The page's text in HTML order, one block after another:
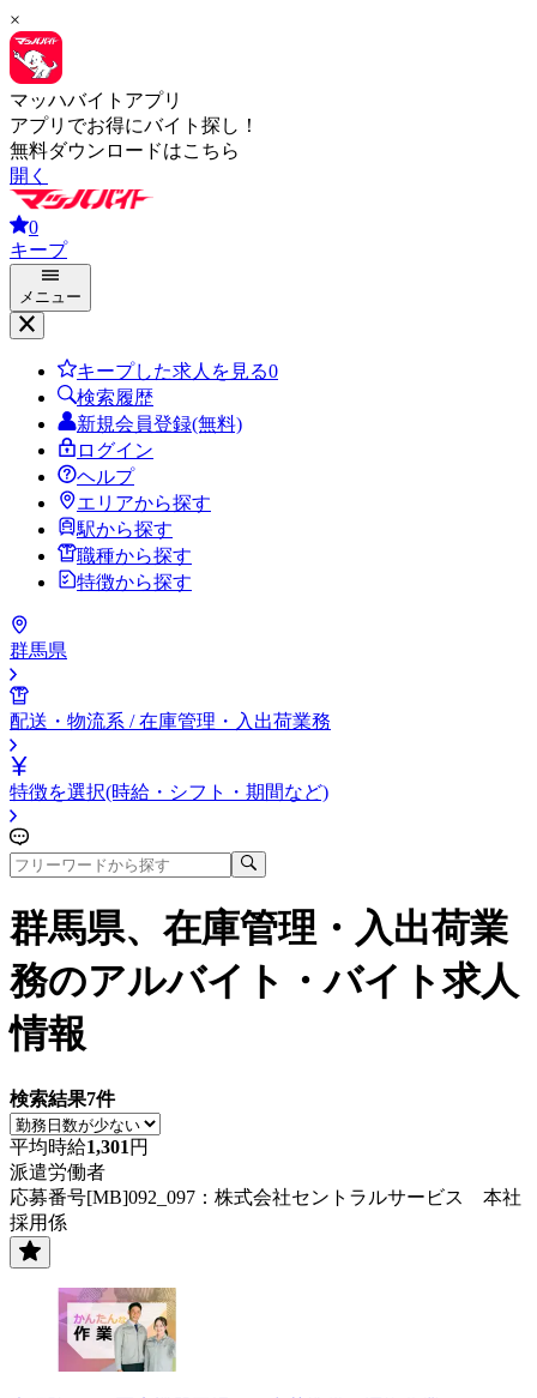
×
マッハバイトアプリ
アプリでお得にバイト探し！
無料ダウンロードはこちら
開く
0
キープ
メニュー
キープした求人を見る0
検索履歴
新規会員登録(無料)
ログイン
ヘルプ
エリアから探す
駅から探す
職種から探す
特徴から探す
群馬県
配送・物流系 / 在庫管理・入出荷業務
特徴を選択(時給・シフト・期間など)
群馬県、在庫管理・入出荷業
務のアルバイト・バイト求人
情報
検索結果7件
平均時給1,301 円
派遣労働者
応募番号[MB]092_097：株式会社セントラルサービス 本社
採用係